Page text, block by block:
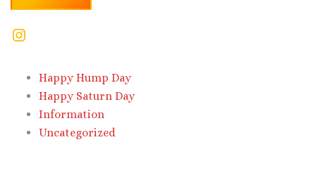
Happy Hump Day
Happy Saturn Day
Information
Uncategorized